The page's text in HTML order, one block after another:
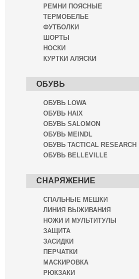
РЕМНИ ПОЯСНЫЕ
ТЕРМОБЕЛЬЕ
ФУТБОЛКИ
ШОРТЫ
НОСКИ
КУРТКИ АЛЯСКИ
ОБУВЬ
ОБУВЬ LOWA
ОБУВЬ HAIX
ОБУВЬ SALOMON
ОБУВЬ MEINDL
ОБУВЬ TACTICAL RESEARCH
ОБУВЬ BELLEVILLE
СНАРЯЖЕНИЕ
СПАЛЬНЫЕ МЕШКИ
ЛИНИЯ ВЫЖИВАНИЯ
НОЖИ И МУЛЬТИТУЛЫ
ЗАЩИТА
ЗАСИДКИ
ПЕРЧАТКИ
МАСКИРОВКА
РЮКЗАКИ